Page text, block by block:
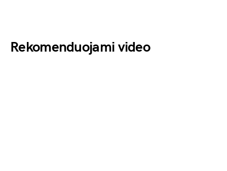
Rekomenduojami video